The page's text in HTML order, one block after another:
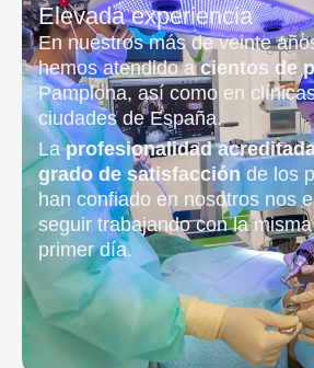
Elevada experiencia
En nuestros más de veinte
hemos atendido acientos de
Pamplona, así como en
ciudades de España.
Laprofesionalidad
grado de satisfacciónde los
han confiado en nosotros nos
seguir trabajando con la
primer día.